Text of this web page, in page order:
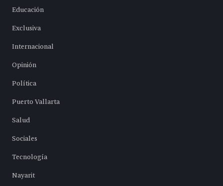
Educación
Exclusiva
Internacional
Opinión
Política
Puerto Vallarta
Salud
Sociales
Tecnología
Nayarit